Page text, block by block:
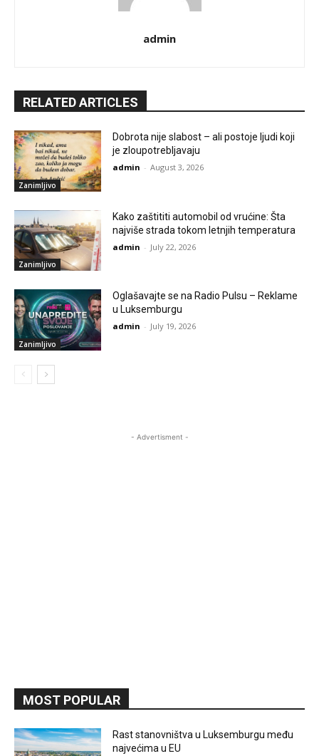
admin
RELATED ARTICLES
Zanimljivo
Dobrota nije slabost – ali postoje ljudi koji
je zloupotrebljavaju
admin - August 3, 2026
Zanimljivo
Kako zaštititi automobil od vrućine: Šta
najviše strada tokom letnjih temperatura
admin - July 22, 2026
Zanimljivo
Oglašavajte se na Radio Pulsu – Reklame
u Luksemburgu
admin - July 19, 2026
- Advertisment -
MOST POPULAR
Rast stanovništva u Luksemburgu među
najvećima u EU